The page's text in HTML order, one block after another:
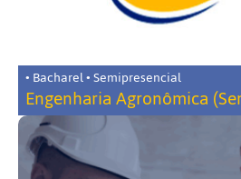
• Bacharel • Semipresencial
Engenharia Agronômica